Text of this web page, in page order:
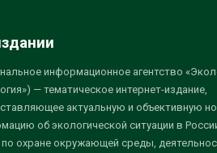
информационное агентство
— тематическое интернет-издание,
актуальную и объективную
об экологической ситуации в
по охране окружающей среды,